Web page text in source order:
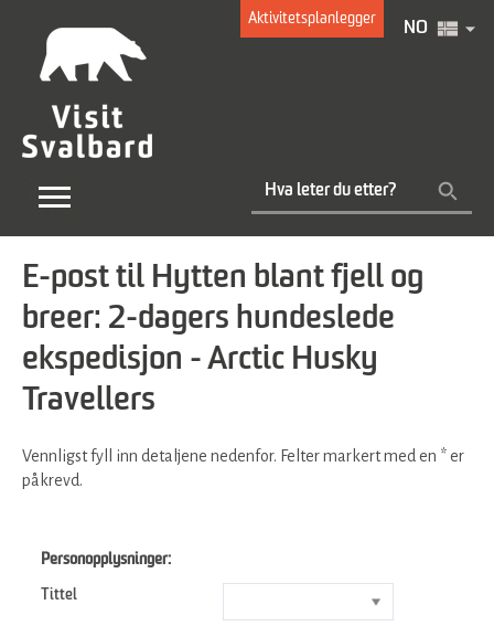
Aktivitetsplanlegger
NO
E-post til Hytten blant fjell og
breer: 2-dagers hundeslede
ekspedisjon - Arctic Husky
Travellers
Vennligst fyll inn detaljene nedenfor. Felter markert med en * er
påkrevd.
Personopplysninger:
Tittel